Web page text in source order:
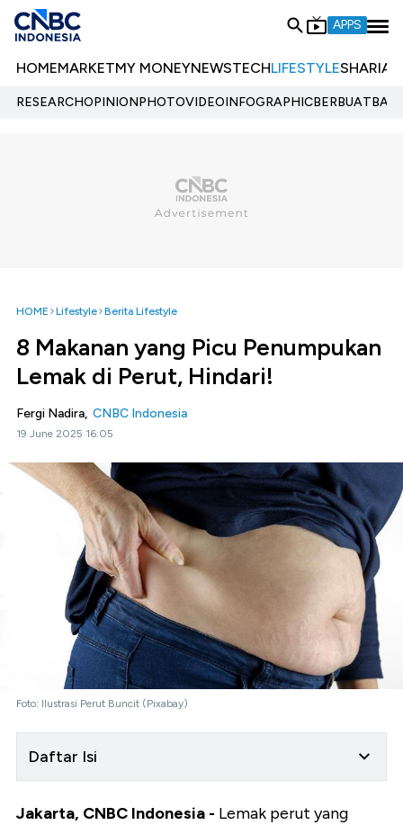
APPS
HOMEMARKETMY MONEYNEWSTECHLIFESTYLESHARIA
RESEARCHOPINIONPHOTOVIDEOINFOGRAPHIC
HOME Lifestyle Berita Lifestyle
8 Makanan yang Picu Penumpukan
Lemak di Perut, Hindari!
Fergi Nadira, CNBC Indonesia
19 June 2025 16:05
Foto: Ilustrasi Perut Buncit (Pixabay)
Daftar Isi
Jakarta, CNBC Indonesia - Lemak perut yang